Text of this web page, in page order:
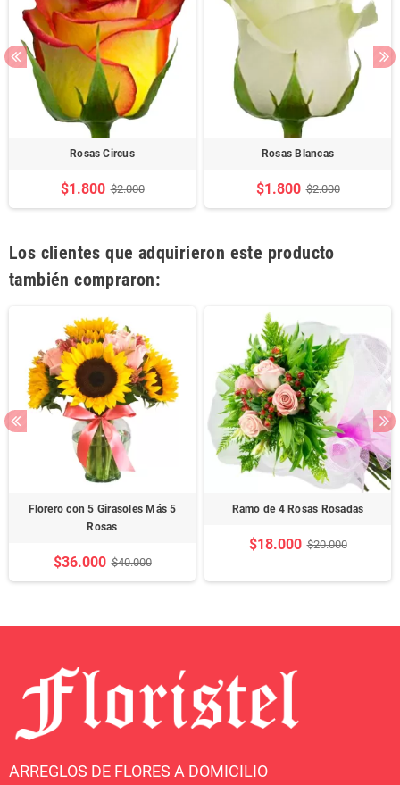
Rosas Circus
$1.800 $2.000
Rosas Blancas
$1.800 $2.000
Los clientes que adquirieron este producto
también compraron:
Florero con 5 Girasoles Más 5
Rosas
$36.000 $40.000
Ramo de 4 Rosas Rosadas
$18.000 $20.000
ARREGLOS DE FLORES A DOMICILIO